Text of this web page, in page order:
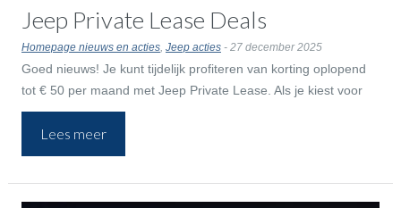
Jeep Private Lease Deals
Homepage nieuws en acties, Jeep acties- 27 december 2025
Goed nieuws! Je kunt tijdelijk profiteren van korting oplopend
tot € 50 per maand met Jeep Private Lease. Als je kiest voor
een elektrische Jeep dan ontvang je tijdelijk een gratis Wallbox!
Lees meer